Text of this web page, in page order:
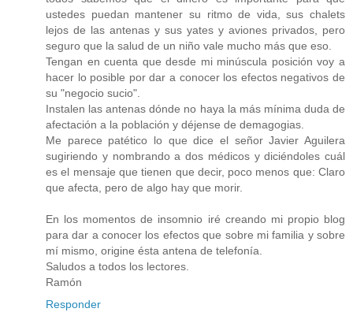
ustedes puedan mantener su ritmo de vida, sus chalets
lejos de las antenas y sus yates y aviones privados, pero
seguro que la salud de un niño vale mucho más que eso.
Tengan en cuenta que desde mi minúscula posición voy a
hacer lo posible por dar a conocer los efectos negativos de
su "negocio sucio".
Instalen las antenas dónde no haya la más mínima duda de
afectación a la población y déjense de demagogias.
Me parece patético lo que dice el señor Javier Aguilera
sugiriendo y nombrando a dos médicos y diciéndoles cuál
es el mensaje que tienen que decir, poco menos que: Claro
que afecta, pero de algo hay que morir.
En los momentos de insomnio iré creando mi propio blog
para dar a conocer los efectos que sobre mi familia y sobre
mí mismo, origine ésta antena de telefonía.
Saludos a todos los lectores.
Ramón
Responder